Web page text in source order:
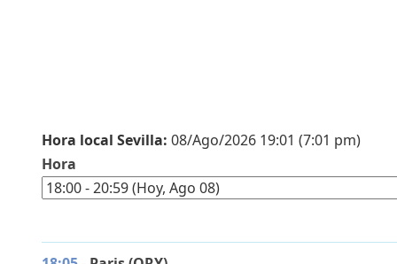
Hora local Sevilla: 08/Ago/2026 19:01 (7:01 pm)
Hora